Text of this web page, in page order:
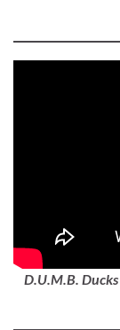
D.U.M.B. Ducks